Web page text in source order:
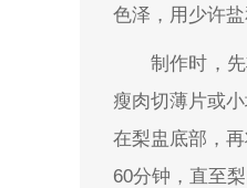
色泽，用少许
制作时，
瘦肉切薄片或
在梨盅底部，
60分钟，直至